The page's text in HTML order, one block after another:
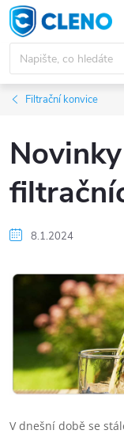
Přejít
na
obsah
Filtrační konvice
8.1.2024
V dnešní době se